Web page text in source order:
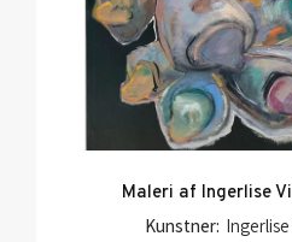
Maleri af Ingerlise
Kunstner: